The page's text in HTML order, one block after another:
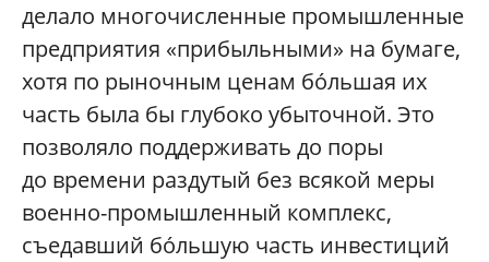
делало многочисленные промышленные
предприятия «прибыльными» на бумаге,
хотя по рыночным ценам бóльшая их
часть была бы глубоко убыточной. Это
позволяло поддерживать до поры
до времени раздутый без всякой меры
военно-промышленный комплекс,
съедавший бóльшую часть инвестиций